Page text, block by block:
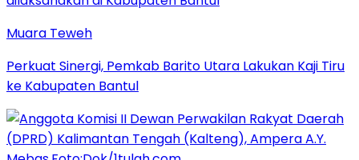
Muara Teweh
Perkuat Sinergi, Pemkab Barito Utara Lakukan Kaji Tiru
ke Kabupaten Bantul